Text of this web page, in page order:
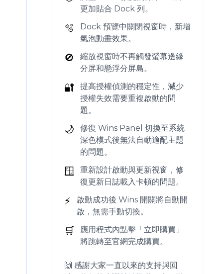
更加貼合 Dock 列。
🫧
Dock 預覽中關閉視窗時，新增
氣泡動畫效果。
🚫
縮放視窗時不再觸發螢幕邊緣
分屏和懸浮分屏島。
🔐
提高授權偵測的穩定性，減少
授權失效需要重複啟動的問
題。
🌙
修復 Wins Panel 切換至系統
深色模式後無法自動適配主題
的問題。
🪟
重新設計啟動與更新視窗，修
復更新日誌載入卡頓的問題。
⚡️
啟動成功後 Wins 開關將自動開
啟，無需手動切換。
🛒
應用程式內點擊「立即購買」
將跳轉至官網完成購買。
🙌 感謝大家一直以來的支持與回